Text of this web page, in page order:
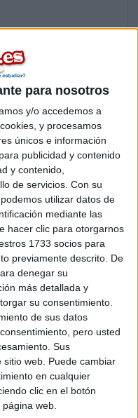
para nosotros
y/o accedemos a
y procesamos
únicos e información
publicidad y contenido
y contenido,
de servicios. Con su
utilizar datos de
mediante las
hacer clic para otorgarnos
1733 socios para
previamente descrito. De
denegar su
más detallada y
su consentimiento.
de sus datos
pero usted
Sus
web. Puede cambiar
en cualquier
clic en el botón
web.
bachillerato o FP?
de Uso
de uso*